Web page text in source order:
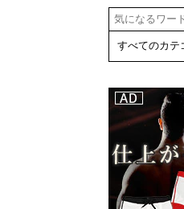
り肉、卵はだ
いじょうぶか